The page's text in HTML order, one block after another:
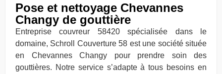
Pose et nettoyage Chevannes
Changy de gouttière
Entreprise couvreur 58420 spécialisée dans le
domaine, Schroll Couverture 58 est une société située
en Chevannes Changy pour prendre soin des
gouttières. Notre service s’adapte à tous besoins en